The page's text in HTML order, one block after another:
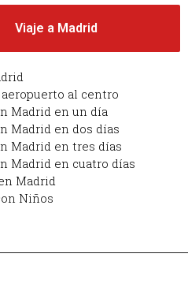
Viaje a Madrid
al centro
Madrid en un día
Madrid en dos días
Madrid en tres días
Madrid en cuatro días
Madrid
Niños